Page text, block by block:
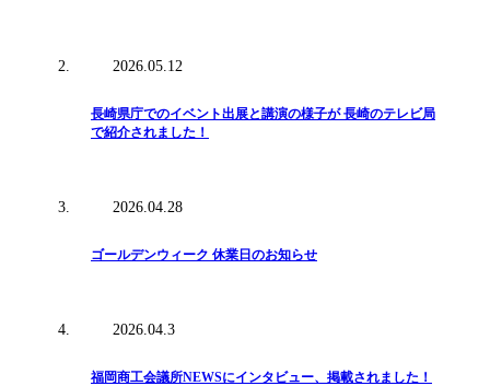
2026.05.12
長崎県庁でのイベント出展と講演の様子が 長崎のテレビ局
で紹介されました！
2026.04.28
ゴールデンウィーク 休業日のお知らせ
2026.04.3
福岡商工会議所NEWSにインタビュー、掲載されました！